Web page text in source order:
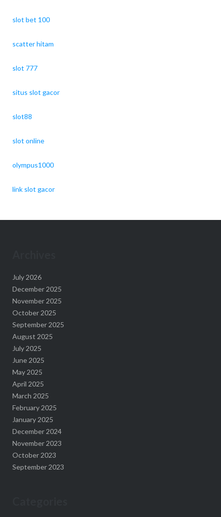
slot bet 100
scatter hitam
slot 777
situs slot gacor
slot88
slot online
olympus1000
link slot gacor
July 2026
December 2025
November 2025
October 2025
September 2025
August 2025
July 2025
June 2025
May 2025
April 2025
March 2025
February 2025
January 2025
December 2024
November 2023
October 2023
September 2023